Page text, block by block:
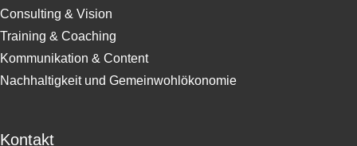
Consulting & Vision
Training & Coaching
Kommunikation & Content
Nachhaltigkeit und Gemeinwohlökonomie
Kontakt